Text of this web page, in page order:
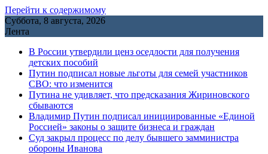
Перейти к содержимому
Суббота, 8 августа, 2026
Лента
В России утвердили ценз оседлости для получения
детских пособий
Путин подписал новые льготы для семей участников
СВО: что изменится
Путина не удивляет, что предсказания Жириновского
сбываются
Владимир Путин подписал инициированные «Единой
Россией» законы о защите бизнеса и граждан
Cуд закрыл процесс по делу бывшего замминистра
обороны Иванова